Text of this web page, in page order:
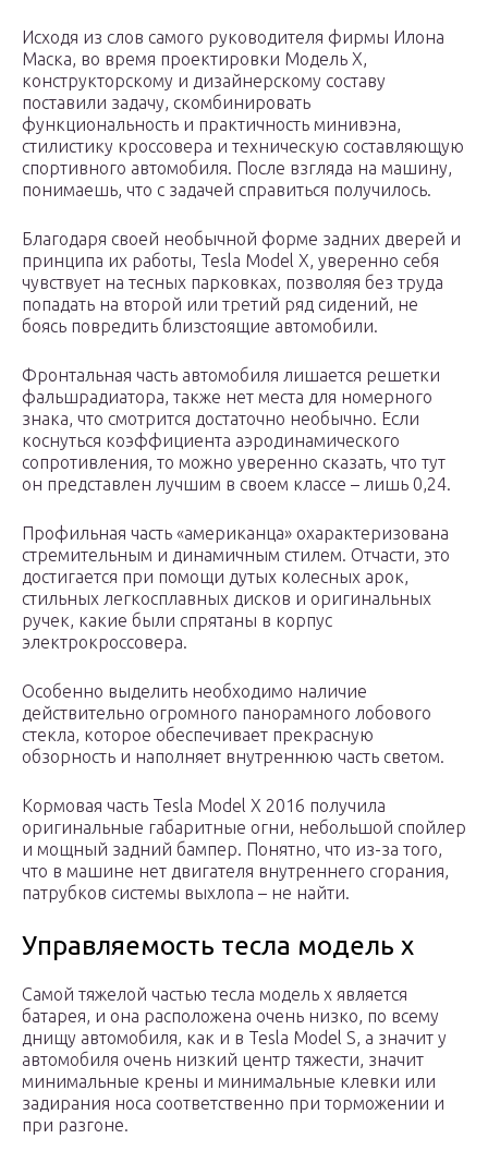
Исходя из слов самого руководителя фирмы Илона
Маска, во время проектировки Модель Х,
конструкторскому и дизайнерскому составу
поставили задачу, скомбинировать
функциональность и практичность минивэна,
стилистику кроссовера и техническую составляющую
спортивного автомобиля. После взгляда на машину,
понимаешь, что с задачей справиться получилось.
Благодаря своей необычной форме задних дверей и
принципа их работы, Tesla Model X, уверенно себя
чувствует на тесных парковках, позволяя без труда
попадать на второй или третий ряд сидений, не
боясь повредить близстоящие автомобили.
Фронтальная часть автомобиля лишается решетки
фальшрадиатора, также нет места для номерного
знака, что смотрится достаточно необычно. Если
коснуться коэффициента аэродинамического
сопротивления, то можно уверенно сказать, что тут
он представлен лучшим в своем классе – лишь 0,24.
Профильная часть «американца» охарактеризована
стремительным и динамичным стилем. Отчасти, это
достигается при помощи дутых колесных арок,
стильных легкосплавных дисков и оригинальных
ручек, какие были спрятаны в корпус
электрокроссовера.
Особенно выделить необходимо наличие
действительно огромного панорамного лобового
стекла, которое обеспечивает прекрасную
обзорность и наполняет внутреннюю часть светом.
Кормовая часть Tesla Model X 2016 получила
оригинальные габаритные огни, небольшой спойлер
и мощный задний бампер. Понятно, что из-за того,
что в машине нет двигателя внутреннего сгорания,
патрубков системы выхлопа – не найти.
Управляемость тесла модель х
Самой тяжелой частью тесла модель х является
батарея, и она расположена очень низко, по всему
днищу автомобиля, как и в Tesla Model S, а значит у
автомобиля очень низкий центр тяжести, значит
минимальные крены и минимальные клевки или
задирания носа соответственно при торможении и
при разгоне.